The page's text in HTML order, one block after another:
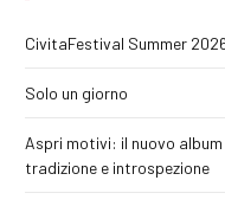
CivitaFestival Summer
Solo un giorno
Aspri motivi: il nuovo album
tradizione e introspezione